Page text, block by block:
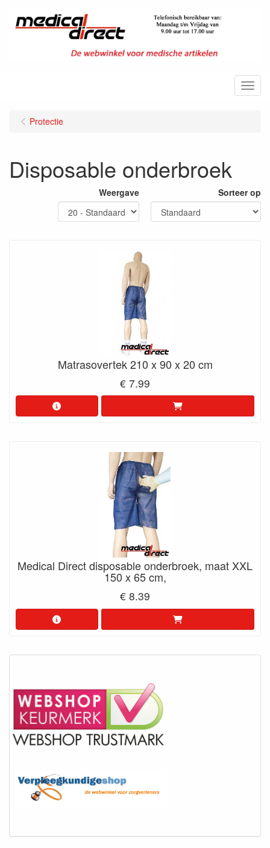
Menu
Protectie
Disposable onderbroek
Weergave Sorteer op
Matrasovertek 210 x 90 x 20 cm
€ 7.99
Medical Direct disposable onderbroek, maat XXL
150 x 65 cm,
€ 8.39